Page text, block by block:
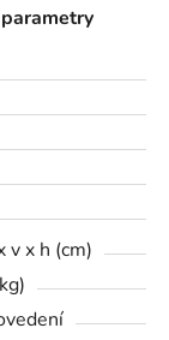
v x h (cm)